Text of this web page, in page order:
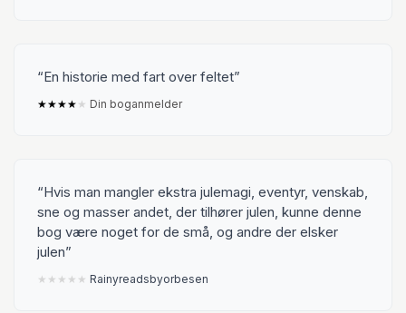
En historie med fart over feltet
★★★★ ★ Din boganmelder
Hvis man mangler ekstra julemagi, eventyr, venskab,
sne og masser andet, der tilhører julen, kunne denne
bog være noget for de små, og andre der elsker
julen
★ ★ ★ ★ ★ Rainyreadsbyorbesen